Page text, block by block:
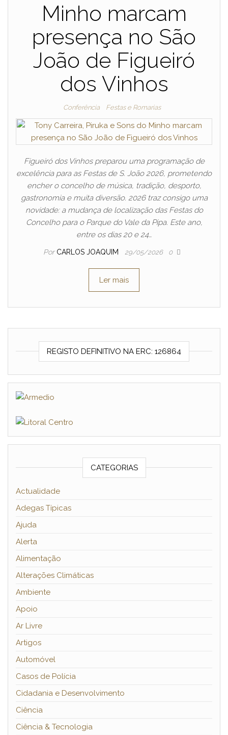
Minho marcam
presença no São
João de Figueiró
dos Vinhos
Conferência Festas e Romarias
Figueiró dos Vinhos preparou uma programação de
excelência para as Festas de S. João 2026, prometendo
encher o concelho de música, tradição, desporto,
gastronomia e muita diversão. 2026 traz consigo uma
novidade: a mudança de localização das Festas do
Concelho para o Parque do Vale da Pipa. Este ano,
entre os dias 20 e 24…
Por CARLOS JOAQUIM 29/05/2026 0
Ler mais
REGISTO DEFINITIVO NA ERC: 126864
CATEGORIAS
Actualidade
Adegas Típicas
Ajuda
Alerta
Alimentação
Alterações Climáticas
Ambiente
Apoio
Ar Livre
Artigos
Automóvel
Casos de Polícia
Cidadania e Desenvolvimento
Ciência
Ciência & Tecnologia